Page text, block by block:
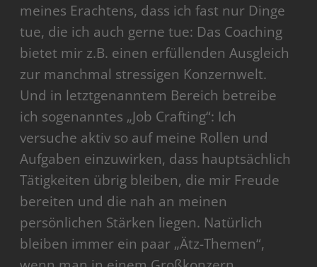
meines Erachtens, dass ich fast nur Dinge
tue, die ich auch gerne tue: Das Coaching
bietet mir z.B. einen erfüllenden Ausgleich
zur manchmal stressigen Konzernwelt.
Und in letztgenanntem Bereich betreibe
ich sogenanntes „Job Crafting“: Ich
versuche aktiv so auf meine Rollen und
Aufgaben einzuwirken, dass hauptsächlich
Tätigkeiten übrig bleiben, die mir Freude
bereiten und die nah an meinen
persönlichen Stärken liegen. Natürlich
bleiben immer ein paar „Ätz-Themen“,